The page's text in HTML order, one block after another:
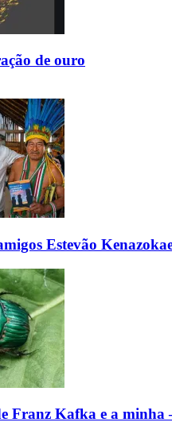
de ouro
Estevão
Franz Kafka e a